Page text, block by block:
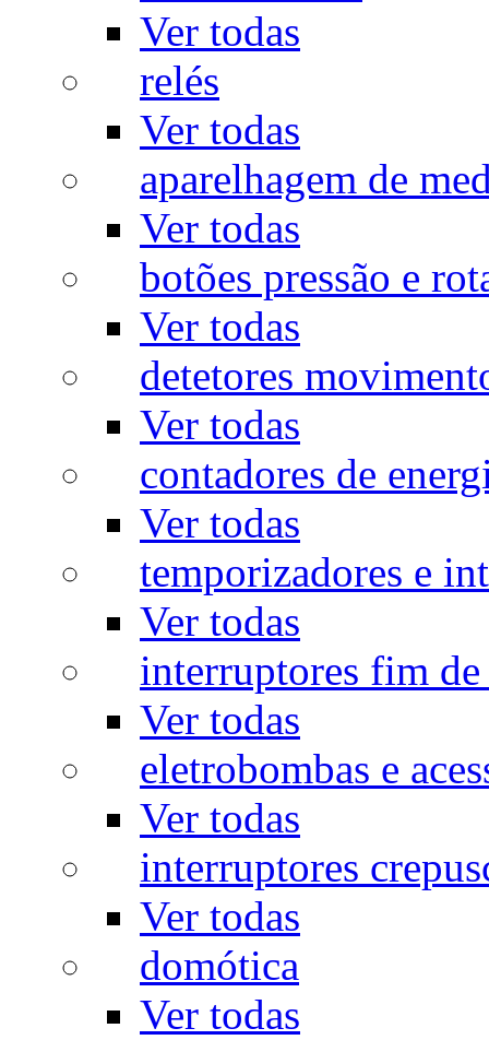
Ver todas
relés
Ver todas
aparelhagem de
Ver todas
botões pressão e
Ver todas
detetores
Ver todas
contadores de
Ver todas
temporizadores e
Ver todas
interruptores fim de
Ver todas
eletrobombas e
Ver todas
interruptores
Ver todas
domótica
Ver todas